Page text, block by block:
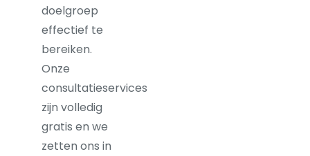
doelgroep
effectief te
bereiken.
Onze
consultatieservices
zijn volledig
gratis en we
zetten ons in